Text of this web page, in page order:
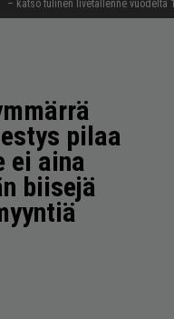
– katso tulinen livetallenne vuodelta
pilaa
ei aina
biisejä